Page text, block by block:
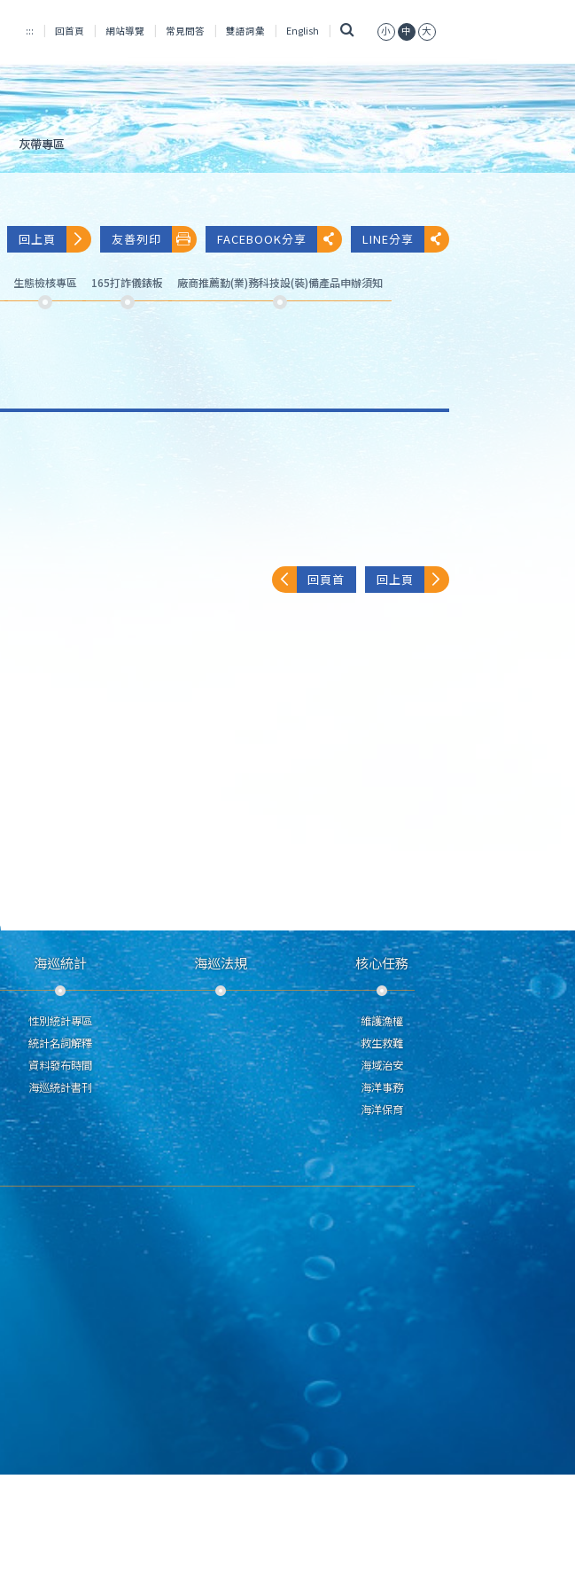
::: 回首頁 網站導覽 常見問答 雙語詞彙 English 小 中 大
灰帶專區
回上頁 友善列印 FACEBOOK分享 LINE分享
生態檢核專區 165打詐儀錶板 廠商推薦勤(業)務科技設(裝)備產品申辦須知
回頁首 回上頁
海巡統計
性別統計專區
統計名詞解釋
資料發布時間
海巡統計書刊
海巡法規 核心任務
維護漁權
救生救難
海域治安
海洋事務
海洋保育